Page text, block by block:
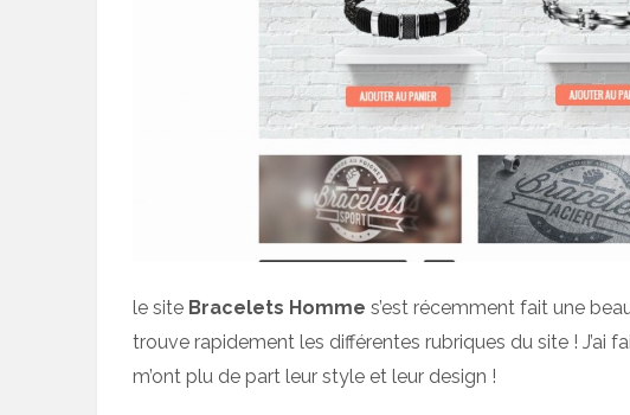
le site Bracelets Homme s’est récemment fait une
trouve rapidement les différentes rubriques du site ! J’ai
m’ont plu de part leur style et leur design !